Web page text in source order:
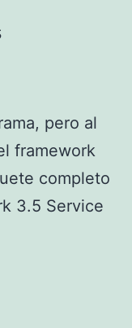
pero al
framework
completo
3.5 Service